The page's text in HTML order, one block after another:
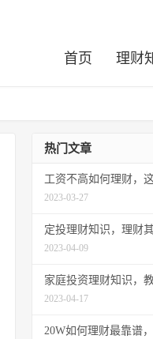
首页 理财
热门文章
工资不高如何理财，
2023-03-27
定投理财知识，理财
2023-04-09
家庭投资理财知识，
2023-04-17
20W如何理财最靠谱